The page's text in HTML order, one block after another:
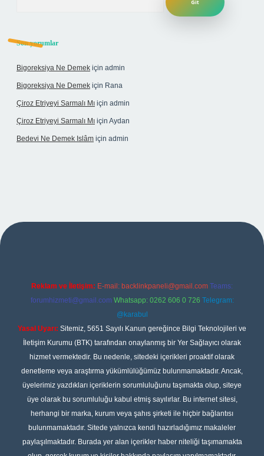
Son yorumlar
Bigoreksiya Ne Demek için admin
Bigoreksiya Ne Demek için Rana
Çiroz Etriyeyi Sarmalı Mı için admin
Çiroz Etriyeyi Sarmalı Mı için Aydan
Bedevi Ne Demek Islâm için admin
Reklam ve İletişim: E-mail: backlinkpaneli@gmail.com Teams:
forumhizmeti@gmail.com Whatsapp: 0262 606 0 726 Telegram:
@karabul
Yasal Uyarı: Sitemiz, 5651 Sayılı Kanun gereğince Bilgi Teknolojileri ve
İletişim Kurumu (BTK) tarafından onaylanmış bir Yer Sağlayıcı olarak
hizmet vermektedir. Bu nedenle, sitedeki içerikleri proaktif olarak
denetleme veya araştırma yükümlülüğümüz bulunmamaktadır. Ancak,
üyelerimiz yazdıkları içeriklerin sorumluluğunu taşımakta olup, siteye
üye olarak bu sorumluluğu kabul etmiş sayılırlar. Bu internet sitesi,
herhangi bir marka, kurum veya şahıs şirketi ile hiçbir bağlantısı
bulunmamaktadır. Sitede yalnızca kendi hazırladığımız makaleler
paylaşılmaktadır. Burada yer alan içerikler haber niteliği taşımamakta